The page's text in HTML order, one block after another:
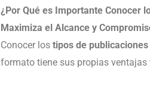
¿Por Qué es Importante Conocer
Maximiza el Alcance y
Conocer lostipos de
formato tiene sus propias